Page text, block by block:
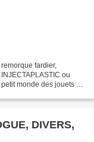
fardier,
ou
monde des jouets de
DIVERS,